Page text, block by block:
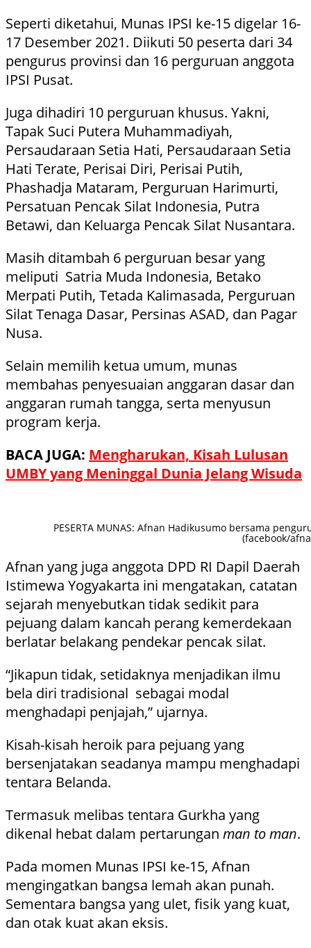
Seperti diketahui, Munas IPSI ke-15 digelar 16-
17 Desember 2021. Diikuti 50 peserta dari 34
pengurus provinsi dan 16 perguruan anggota
IPSI Pusat.
Juga dihadiri 10 perguruan khusus. Yakni,
Tapak Suci Putera Muhammadiyah,
Persaudaraan Setia Hati, Persaudaraan Setia
Hati Terate, Perisai Diri, Perisai Putih,
Phashadja Mataram, Perguruan Harimurti,
Persatuan Pencak Silat Indonesia, Putra
Betawi, dan Keluarga Pencak Silat Nusantara.
Masih ditambah 6 perguruan besar yang
meliputi Satria Muda Indonesia, Betako
Merpati Putih, Tetada Kalimasada, Perguruan
Silat Tenaga Dasar, Persinas ASAD, dan Pagar
Nusa.
Selain memilih ketua umum, munas
membahas penyesuaian anggaran dasar dan
anggaran rumah tangga, serta menyusun
program kerja.
BACA JUGA: Mengharukan, Kisah Lulusan
UMBY yang Meninggal Dunia Jelang Wisuda
PESERTA MUNAS: Afnan Hadikusumo bersama
(facebook/
Afnan yang juga anggota DPD RI Dapil Daerah
Istimewa Yogyakarta ini mengatakan, catatan
sejarah menyebutkan tidak sedikit para
pejuang dalam kancah perang kemerdekaan
berlatar belakang pendekar pencak silat.
“Jikapun tidak, setidaknya menjadikan ilmu
bela diri tradisional sebagai modal
menghadapi penjajah,” ujarnya.
Kisah-kisah heroik para pejuang yang
bersenjatakan seadanya mampu menghadapi
tentara Belanda.
Termasuk melibas tentara Gurkha yang
dikenal hebat dalam pertarungan man to man.
Pada momen Munas IPSI ke-15, Afnan
mengingatkan bangsa lemah akan punah.
Sementara bangsa yang ulet, fisik yang kuat,
dan otak kuat akan eksis.